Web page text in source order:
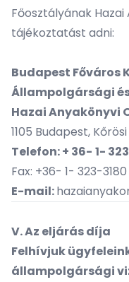
Főosztályának
tájékoztatást adni:
Budapest
Állampolgársági
Hazai Anyakönyvi
1105 Budapest,
Telefon: + 36- 1-
Fax: +36- 1- 323-3180
E-mail:
V. Az eljárás díja
Felhívjuk
állampolgársági